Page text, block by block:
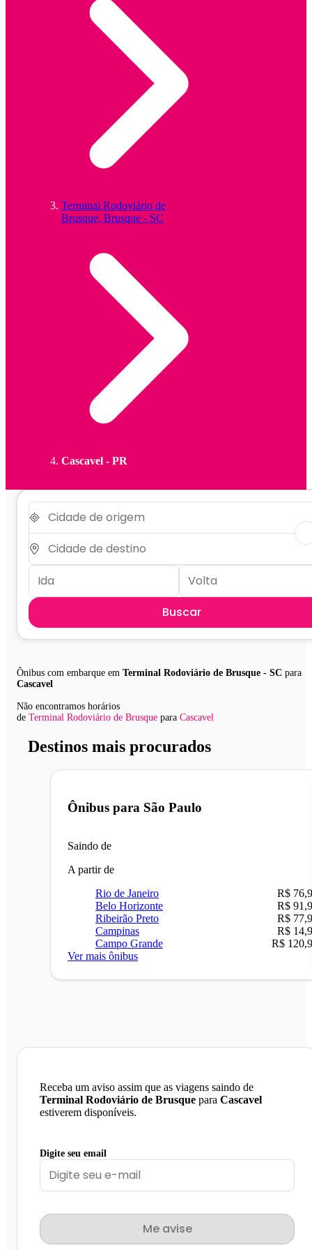
Terminal Rodoviário de
Brusque, Brusque - SC
Cascavel - PR
Buscar
Ônibus com embarque em Terminal Rodoviário de Brusque - SC para
Cascavel
Não encontramos horários
de Terminal Rodoviário de Brusque para Cascavel
Destinos mais procurados
Ônibus para São Paulo
Saindo de
A partir de
Rio de Janeiro
R$
Belo Horizonte
R$
Ribeirão Preto
R$
Campinas
R$
Campo Grande
R$
Ver mais ônibus
Receba um aviso assim que as viagens saindo de
Terminal Rodoviário de Brusque para Cascavel
estiverem disponíveis.
Digite seu email
Me avise